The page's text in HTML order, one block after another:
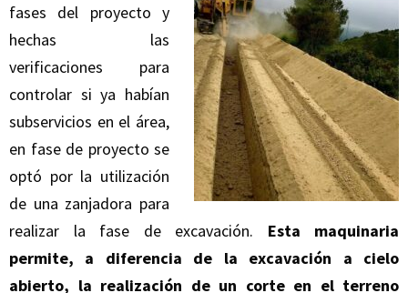
fases del proyecto y
hechas las
verificaciones para
controlar si ya habían
subservicios en el área,
en fase de proyecto se
optó por la utilización
de una zanjadora para
realizar la fase de excavación. Esta maquinaria
permite, a diferencia de la excavación a cielo
abierto, la realización de un corte en el terreno